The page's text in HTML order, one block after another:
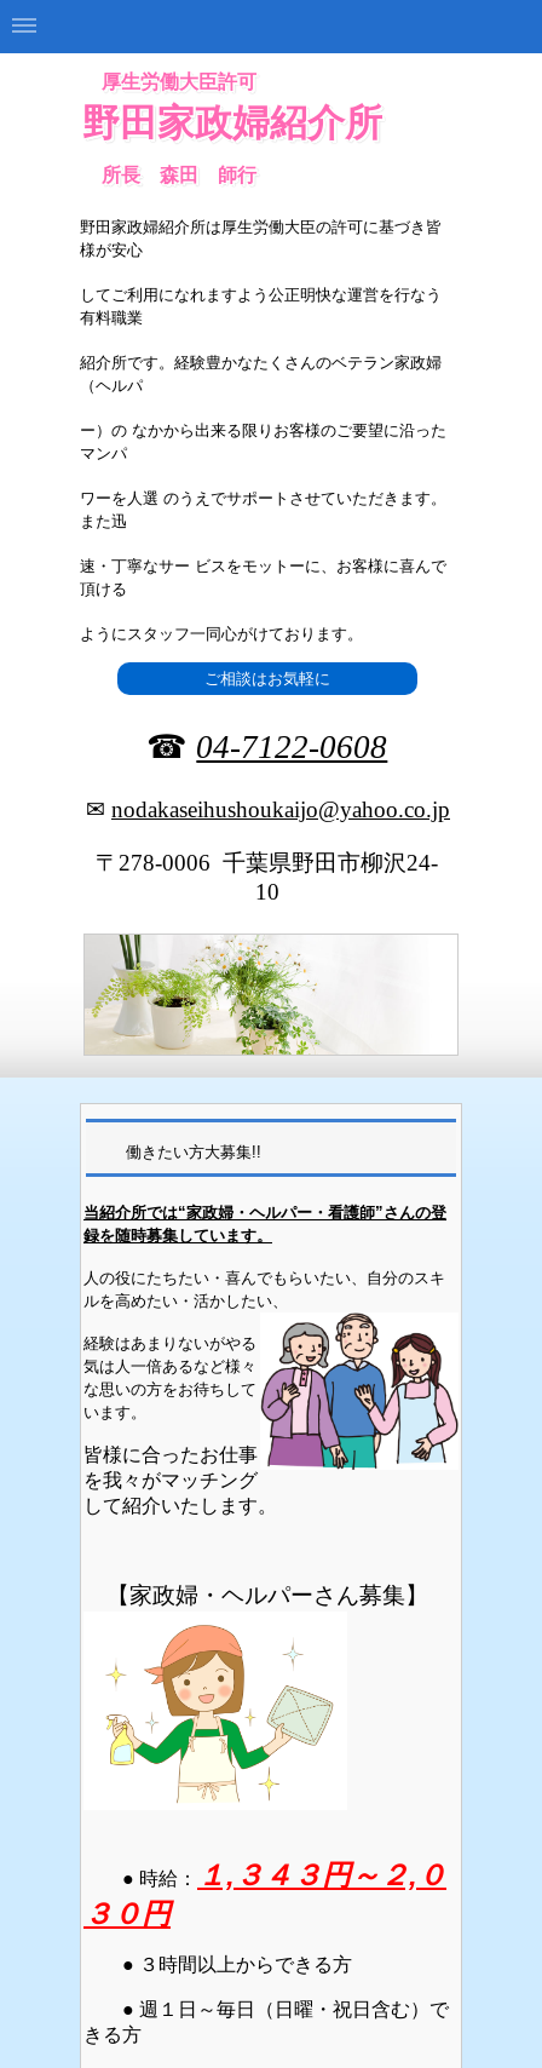
厚生労働大臣許可
野田家政婦紹介所
所長 森田 師行
野田家政婦紹介所は厚生労働大臣の許可に基づき皆
様が安心
してご利用になれますよう公正明快な運営を行なう
有料職業
紹介所です。経験豊かなたくさんのベテラン家政婦
（ヘルパ
ー）の なかから出来る限りお客様のご要望に沿った
マンパ
ワーを人選 のうえでサポートさせていただきます。
また迅
速・丁寧なサー ビスをモットーに、お客様に喜んで
頂ける
ようにスタッフ一同心がけております。
ご相談はお気軽に
☎ 04-7122-0608
✉ nodakaseihushoukaijo@yahoo.co.jp
〒278-0006 千葉県野田市柳沢24-
10
働きたい方大募集!!
当紹介所では“家政婦・ヘルパー・看護師”さんの登
録を随時募集しています。
人の役にたちたい・喜んでもらいたい、自分のスキ
ルを高めたい・活かしたい、
経験はあまりないがやる
気は人一倍あるなど様々
な思いの方をお待ちして
います。
皆様に合ったお仕事
を我々がマッチング
して紹介いたします。
【家政婦・ヘルパーさん募集】
● 時給：
１,３４３円～２,０
３０円
● ３時間以上からできる方
● 週１日～毎日（日曜・祝日含む）で
きる方